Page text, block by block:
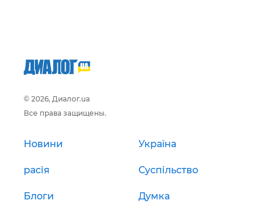
© 2026, Диалог.ua
Все права защищены.
Новини Україна
расія Суспільство
Блоги Думка